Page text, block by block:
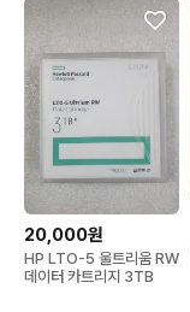
20,000원
HP LTO-5 울트리움 RW
데이터 카트리지 3TB